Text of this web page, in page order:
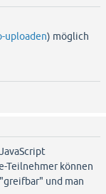
uploaden) möglich
Teilnehmer können
und man